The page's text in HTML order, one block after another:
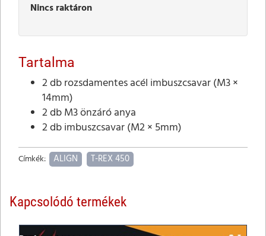
Nincs raktáron
Tartalma
2 db rozsdamentes acél imbuszcsavar (M3 ×
14mm)
2 db M3 önzáró anya
2 db imbuszcsavar (M2 × 5mm)
Címkék: ALIGN T-REX 450
Kapcsolódó termékek